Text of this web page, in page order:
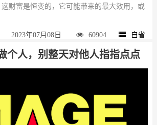
财富是恒变的，它可能带来的最大效用，或
2023年07月08日 60904 自省
个人，别整天对他人指指点点